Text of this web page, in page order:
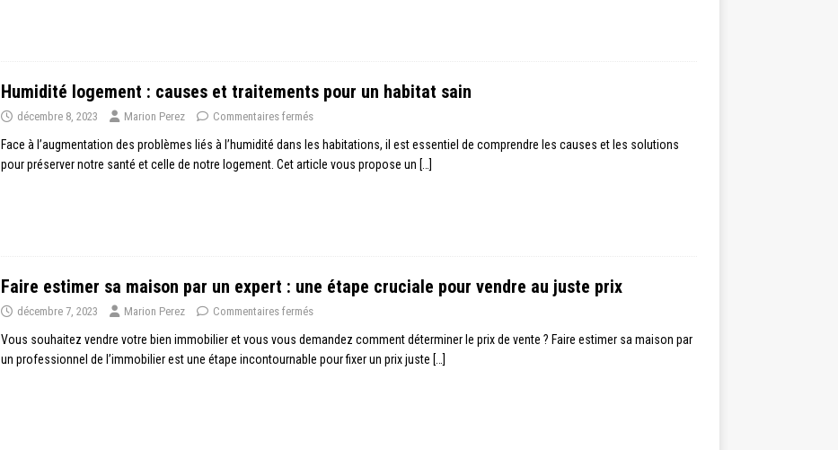
Humidité logement : causes et traitements pour un habitat sain
décembre 8, 2023 Marion Perez Commentaires fermés
Face à l’augmentation des problèmes liés à l’humidité dans les habitations, il est essentiel de comprendre les causes et les solutions
pour préserver notre santé et celle de notre logement. Cet article vous propose un […]
Faire estimer sa maison par un expert : une étape cruciale pour vendre au juste prix
décembre 7, 2023 Marion Perez Commentaires fermés
Vous souhaitez vendre votre bien immobilier et vous vous demandez comment déterminer le prix de vente ? Faire estimer sa maison par
un professionnel de l’immobilier est une étape incontournable pour fixer un prix juste […]